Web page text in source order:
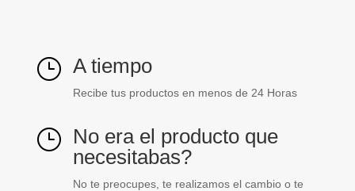
} A tiempo
Recibe tus productos en menos de 24 Horas
} No era el producto que
necesitabas?
No te preocupes, te realizamos el cambio o te